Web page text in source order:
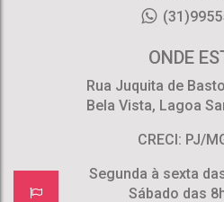
ONDE
Rua Juquita de
Bela Vista, Lagoa
CRECI: PJ/